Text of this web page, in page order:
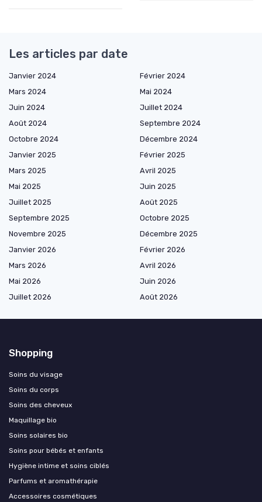
Les articles par date
Janvier 2024
Février 2024
Mars 2024
Mai 2024
Juin 2024
Juillet 2024
Août 2024
Septembre 2024
Octobre 2024
Décembre 2024
Janvier 2025
Février 2025
Mars 2025
Avril 2025
Mai 2025
Juin 2025
Juillet 2025
Août 2025
Septembre 2025
Octobre 2025
Novembre 2025
Décembre 2025
Janvier 2026
Février 2026
Mars 2026
Avril 2026
Mai 2026
Juin 2026
Juillet 2026
Août 2026
Shopping
Soins du visage
Soins du corps
Soins des cheveux
Maquillage bio
Soins solaires bio
Soins pour bébés et enfants
Hygiène intime et soins ciblés
Parfums et aromathérapie
Accessoires cosmétiques